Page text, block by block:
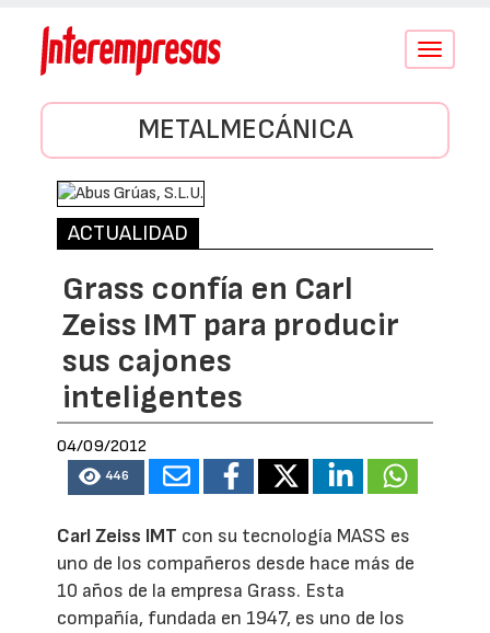
Conmutar
METALMECÁNICA
ACTUALIDAD
Grass confía en Carl
Zeiss IMT para producir
sus cajones
inteligentes
04/09/2012
446
Carl Zeiss IMT con su tecnología MASS es
uno de los compañeros desde hace más de
10 años de la empresa Grass. Esta
compañía, fundada en 1947, es uno de los